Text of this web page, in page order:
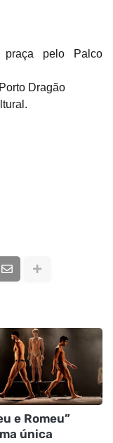
pelo Palco
Dragão
e Romeu”
única